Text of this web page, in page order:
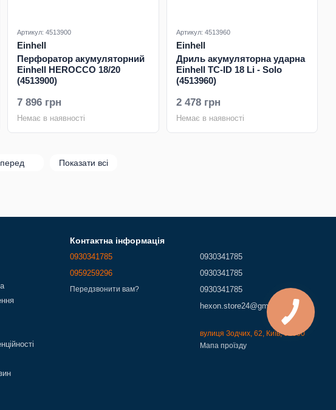
Артикул: 4513900
Einhell
Перфоратор акумуляторний
Einhell HEROCCO 18/20
(4513900)
7 896 грн
Немає в наявності
Артикул: 4513960
Einhell
Дриль акумуляторна ударна
Einhell TC-ID 18 Li - Solo
(4513960)
2 478 грн
Немає в наявності
Показати всі
Контактна інформація
0930341785
0959259296
Передзвонити вам?
0930341785
0930341785
0930341785
hexon.store24@gmail.com
вулиця Зодчих, 62, Київ, 02000
Мапа проїзду